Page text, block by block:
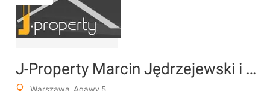
J-Property Marcin Jędrzejewski i Wspólnicy Sp.k.